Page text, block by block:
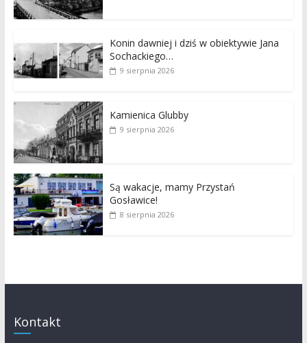
Konin dawniej i dziś w obiektywie Jana
Sochackiego…
9 sierpnia 2026
Kamienica Glubby
9 sierpnia 2026
Są wakacje, mamy Przystań
Gosławice!
8 sierpnia 2026
Kontakt